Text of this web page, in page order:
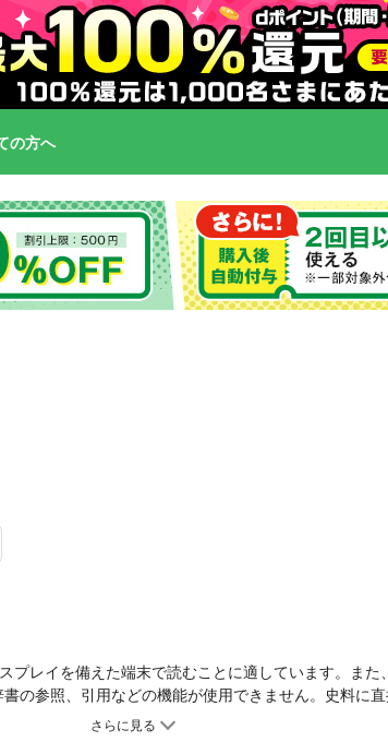
の方へ
プレイを備えた端末で読むことに適しています。また
の参照、引用などの機能が使用できません。史料に
。方谷の経済理論・経済政策と人間哲学を鮮明に現代